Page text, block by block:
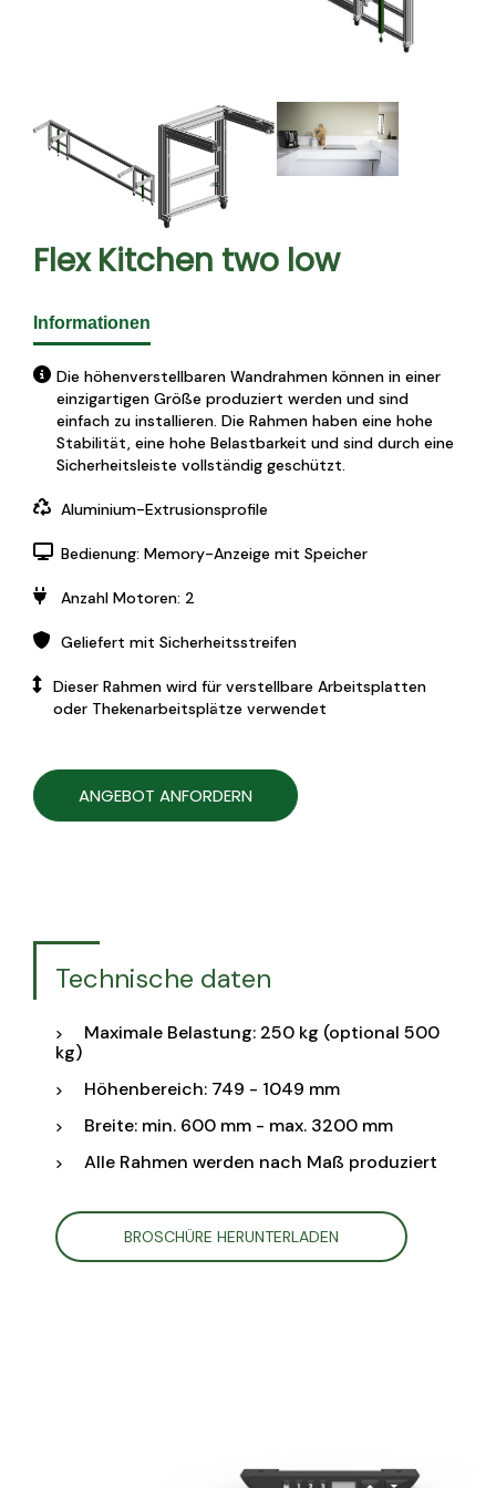
Flex Kitchen two low
Informationen
Die höhenverstellbaren Wandrahmen können in einer
einzigartigen Größe produziert werden und sind
einfach zu installieren. Die Rahmen haben eine hohe
Stabilität, eine hohe Belastbarkeit und sind durch eine
Sicherheitsleiste vollständig geschützt.
Aluminium-Extrusionsprofile
Bedienung: Memory-Anzeige mit Speicher
Anzahl Motoren: 2
Geliefert mit Sicherheitsstreifen
Dieser Rahmen wird für verstellbare Arbeitsplatten
oder Thekenarbeitsplätze verwendet
ANGEBOT ANFORDERN
Technische daten
Maximale Belastung: 250 kg (optional 500
kg)
Höhenbereich: 749 - 1049 mm
Breite: min. 600 mm - max. 3200 mm
Alle Rahmen werden nach Maß produziert
BROSCHÜRE HERUNTERLADEN